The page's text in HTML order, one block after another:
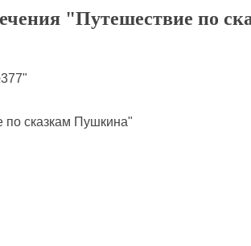
"Путешествие по
по сказкам Пушкина"